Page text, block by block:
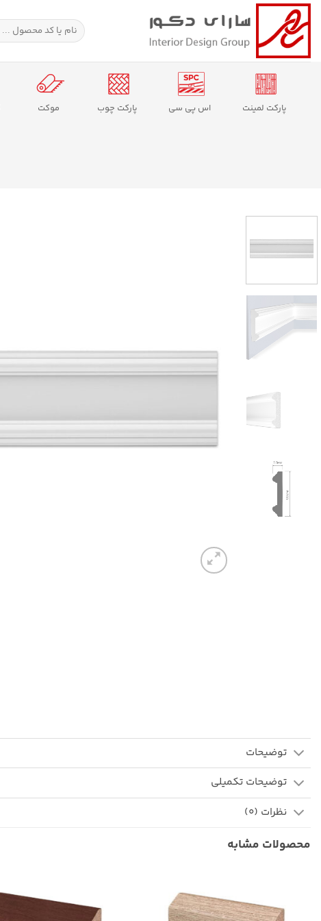
Skip
content
جستجو
برای:
پارکت لمینت اس پی سی پارکت چوب موکت
توضیحات
توضیحات تکمیلی
نظرات (0)
محصولات مشابه